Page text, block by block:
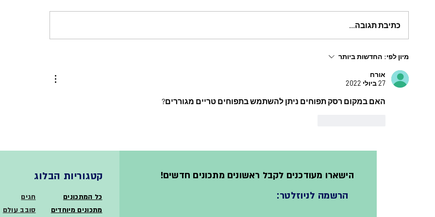
עוקץ הדבורה עוגה בחושה עם פטנט
להכנת העוקץ
כתיבת תגובה...
מיון לפי: החדשות ביותר
אורח
27 ביולי 2022
האם במקום רסק תפוחים ניתן להשתמש בתפוחים טריים מגוררים?
קטגוריות הבלוג
חגים
סובב עולם
כל המתכונים
מתכונים מיוחדים
הישארו מעודכנים לקבל ראשונים מתכונים חדשים!
הרשמה לניוזלטר: